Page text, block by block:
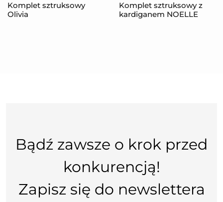
Komplet sztruksowy
Olivia
Komplet sztruksowy z
kardiganem NOELLE
Bądź zawsze o krok przed
konkurencją!
Zapisz się do newslettera